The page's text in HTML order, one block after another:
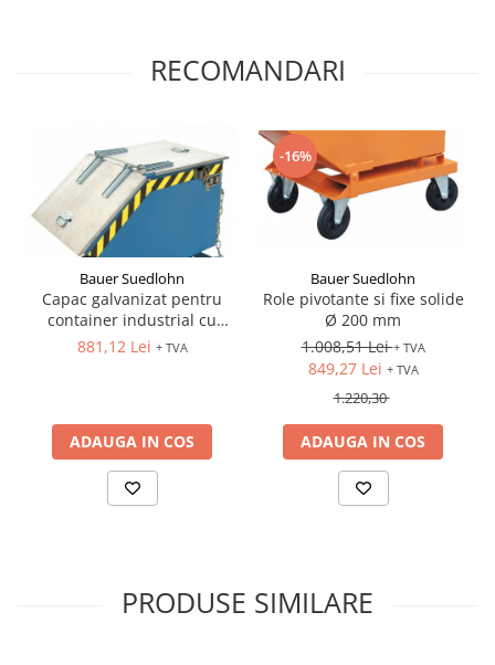
RECOMANDARI
Bauer Suedlohn
Capac galvanizat pentru
container industrial cu
basculare KN / SKN 400
881,12 Lei + TVA
ADAUGA IN COS
-16%
Bauer Suedlohn
Role pivotante si fixe solide
Ø 200 mm
1.008,51 Lei+ TVA
849,27 Lei + TVA
1.220,30
ADAUGA IN COS
PRODUSE SIMILARE